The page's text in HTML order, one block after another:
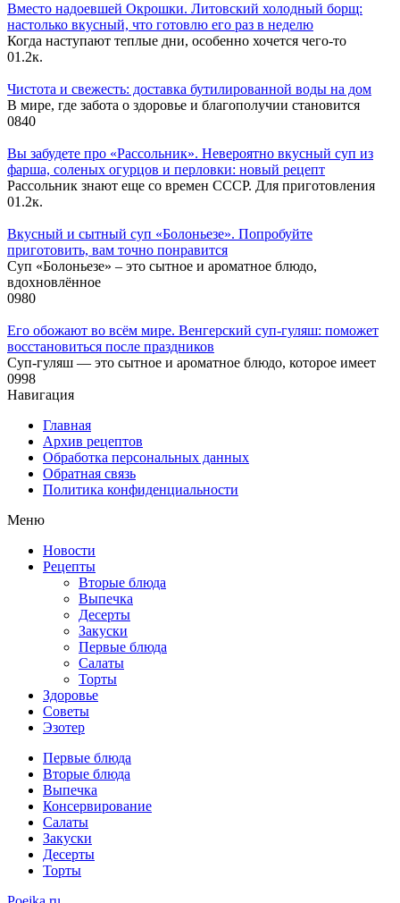
Вместо надоевшей Окрошки. Литовский холодный борщ:
настолько вкусный, что готовлю его раз в неделю
Когда наступают теплые дни, особенно хочется чего-то
01.2к.
Чистота и свежесть: доставка бутилированной воды на дом
В мире, где забота о здоровье и благополучии становится
0840
Вы забудете про «Рассольник». Невероятно вкусный суп из
фарша, соленых огурцов и перловки: новый рецепт
Рассольник знают еще со времен СССР. Для приготовления
01.2к.
Вкусный и сытный cуп «Болоньезе». Попробуйте
приготовить, вам точно понравится
Суп «Болоньезе» – это сытное и ароматное блюдо,
вдохновлённое
0980
Его обожают во всём мире. Венгерский суп-гуляш: поможет
восстановиться после праздников
Суп-гуляш — это сытное и ароматное блюдо, которое имеет
0998
Навигация
Главная
Архив рецептов
Обработка персональных данных
Обратная связь
Политика конфиденциальности
Меню
Новости
Рецепты
Вторые блюда
Выпечка
Десерты
Закуски
Первые блюда
Салаты
Торты
Здоровье
Советы
Эзотер
Первые блюда
Вторые блюда
Выпечка
Консервирование
Салаты
Закуски
Десерты
Торты